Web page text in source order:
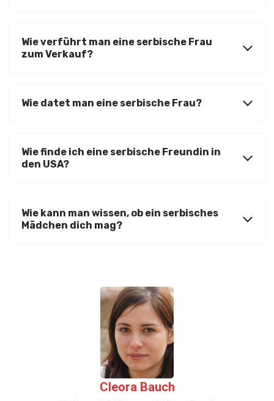
Wie verführt man eine serbische Frau
zum Verkauf?
Wie datet man eine serbische Frau?
Wie finde ich eine serbische Freundin in
den USA?
Wie kann man wissen, ob ein serbisches
Mädchen dich mag?
Cleora Bauch